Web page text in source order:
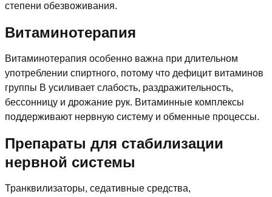
степени обезвоживания.
Витаминотерапия
Витаминотерапия особенно важна при длительном
употреблении спиртного, потому что дефицит витаминов
группы B усиливает слабость, раздражительность,
бессонницу и дрожание рук. Витаминные комплексы
поддерживают нервную систему и обменные процессы.
Препараты для стабилизации
нервной системы
Транквилизаторы, седативные средства,